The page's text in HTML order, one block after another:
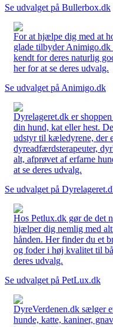
Se udvalget på Bullerbox.dk
For at hjælpe dig med at
glade tilbyder Animigo.dk
kendt for deres naturlig
her for at se deres udvalg.
Se udvalget på Animigo.dk
Dyrelageret.dk er
din hund, kat eller hest.
udstyr til kæledyrene, der
dyreadfærdsterapeuter,
alt, afprøvet af erfarne
at se deres udvalg.
Se udvalget på
Hos Petlux.dk gør de det
hjælper dig nemlig med
hånden. Her finder du et
og foder i høj kvalitet til
deres udvalg.
Se udvalget på PetLux.dk
DyreVerdenen.dk sælger
hunde, katte, kaniner,